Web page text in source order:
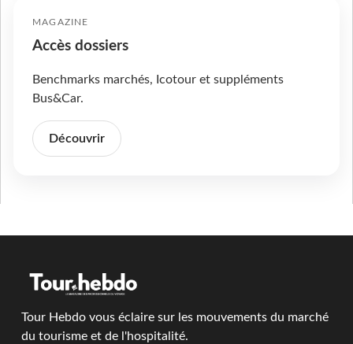
MAGAZINE
Accès dossiers
Benchmarks marchés, Icotour et suppléments
Bus&Car.
Découvrir
Tour Hebdo vous éclaire sur les mouvements du marché
du tourisme et de l'hospitalité.